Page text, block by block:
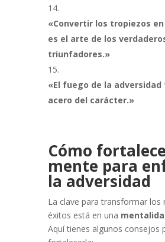
«Convertir los tropiezos
es el arte de los
triunfadores.»
«El fuego de la
acero del carácter.»
Cómo
mente para
la adversidad
La clave para transformar los
éxitos está en una
Aquí tienes algunos consejos